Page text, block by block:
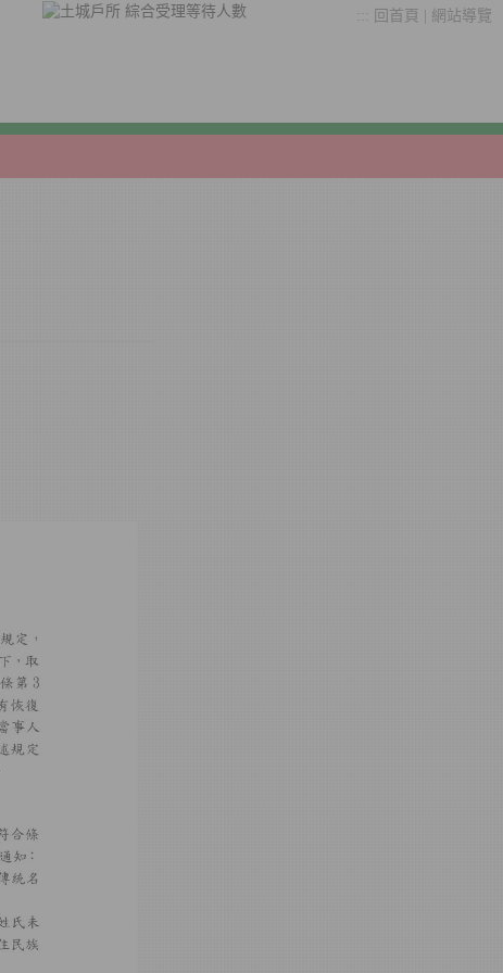
::: 回首頁 網站導覽